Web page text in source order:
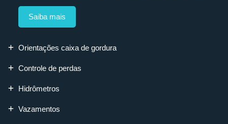
Saiba mais
Orientações caixa de gordura
Controle de perdas
Hidrômetros
Vazamentos